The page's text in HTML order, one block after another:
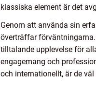
klassiska element är det
Genom att använda sin
överträffar
tilltalande upplevelse för
engagemang och
och internationellt, är de